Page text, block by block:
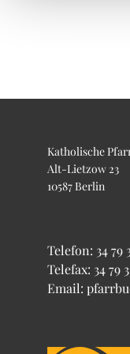
Katholische
Alt-Lietzow 23
10587 Berlin
Telefon: 34 79
Telefax: 34 79
Email: